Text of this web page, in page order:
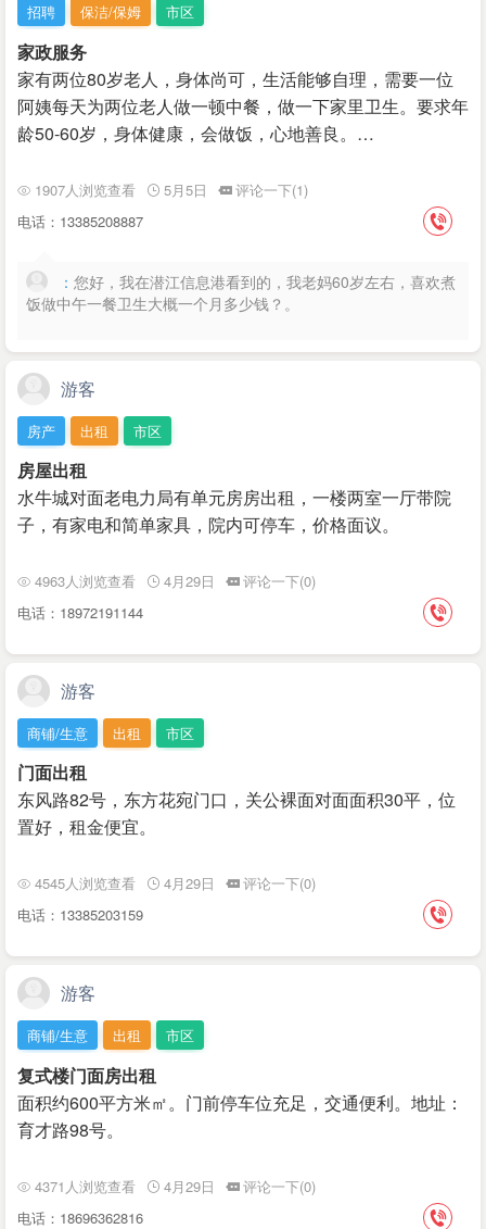
招聘 保洁/保姆 市区
家政服务
家有两位80岁老人，身体尚可，生活能够自理，需要一位
阿姨每天为两位老人做一顿中餐，做一下家里卫生。要求年
龄50-60岁，身体健康，会做饭，心地善良。…
1907人浏览查看 5月5日
评论一下(1)
电话：13385208887
： 您好，我在潜江信息港看到的，我老妈60岁左右，喜欢煮
饭做中午一餐卫生大概一个月多少钱？。
游客
房产 出租 市区
房屋出租
水牛城对面老电力局有单元房房出租，一楼两室一厅带院
子，有家电和简单家具，院内可停车，价格面议。
4963人浏览查看 4月29日
评论一下(0)
电话：18972191144
游客
商铺/生意 出租 市区
门面出租
东风路82号，东方花宛门口，关公裸面对面面积30平，位
置好，租金便宜。
4545人浏览查看 4月29日
评论一下(0)
电话：13385203159
游客
商铺/生意 出租 市区
复式楼门面房出租
面积约600平方米㎡。门前停车位充足，交通便利。地址：
育才路98号。
4371人浏览查看 4月29日
评论一下(0)
电话：18696362816